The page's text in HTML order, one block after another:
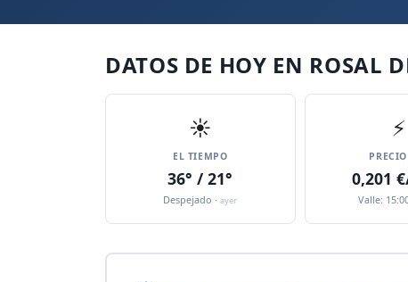
DATOS DE HOY EN ROSAL
☀️
EL TIEMPO
36° / 21°
Despejado ·ayer
⚡
0,201
Valle: